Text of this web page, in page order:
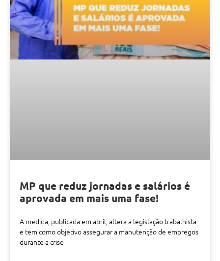
MP que reduz jornadas e salários é
aprovada em mais uma fase!
A medida, publicada em abril, altera a legislação trabalhista
e tem como objetivo assegurar a manutenção de empregos
durante a crise